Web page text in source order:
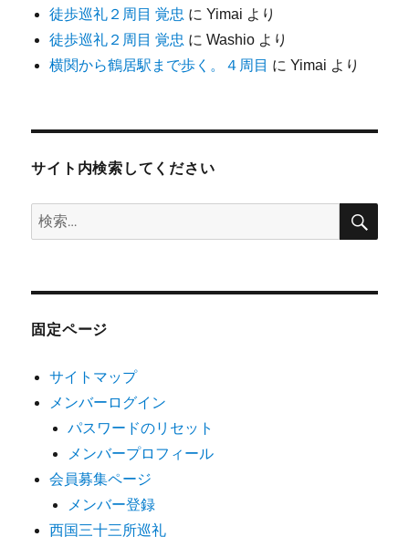
徒歩巡礼２周目 覚忠 にYimai より
徒歩巡礼２周目 覚忠 にWashio より
横関から鶴居駅まで歩く。４周目 にYimai より
サイト内検索してください
検
索:
検
固定ページ
サイトマップ
メンバーログイン
パスワードのリセット
メンバープロフィール
会員募集ページ
メンバー登録
西国三十三所巡礼